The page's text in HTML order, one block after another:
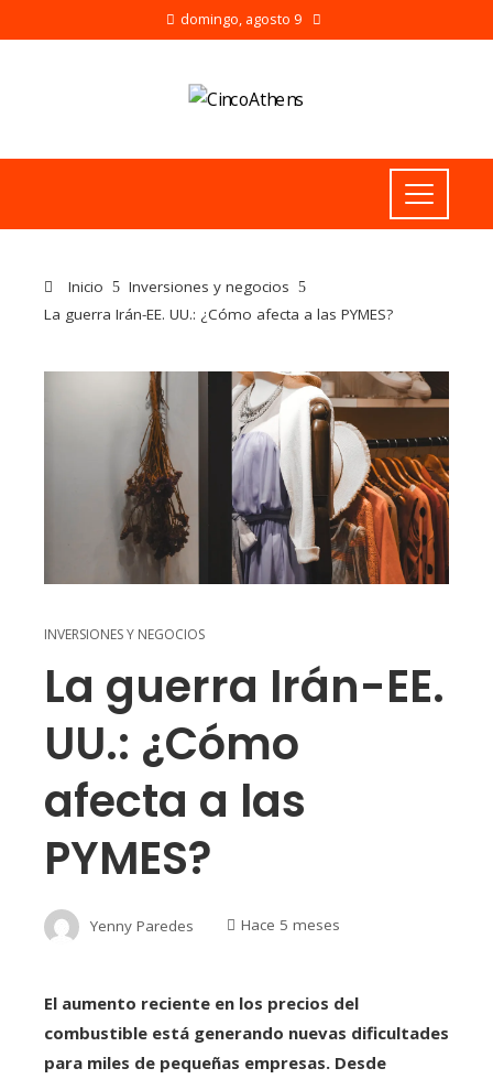
domingo, agosto 9
Inicio
Inversiones y negocios
La guerra Irán-EE. UU.: ¿Cómo afecta a las PYMES?
INVERSIONES Y NEGOCIOS
La guerra Irán-EE.
UU.: ¿Cómo
afecta a las
PYMES?
Yenny Paredes Hace 5 meses
El aumento reciente en los precios del
combustible está generando nuevas dificultades
para miles de pequeñas empresas. Desde